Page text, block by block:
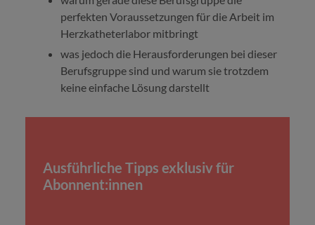
perfekten Voraussetzungen für die Arbeit im
Herzkatheterlabor mitbringt
was jedoch die Herausforderungen bei dieser
Berufsgruppe sind und warum sie trotzdem
keine einfache Lösung darstellt
Ausführliche Tipps exklusiv für
Abonnent:innen